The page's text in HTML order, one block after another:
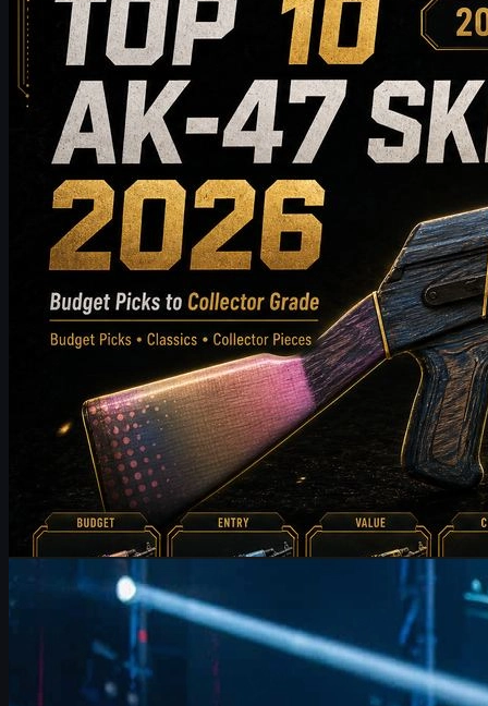
en 2026
Descubre el top 10 de skins de AK-47 que vale la pena comprar en
2026, desde opciones asequibles hasta elecciones de alta gama
para coleccionistas. Esta guía compara estilo, nivel de precio,
desgaste, valor de mercado y consejos de compra para ayudar a
los jugadores de CS2 a elegir el mejor skin de AK-47 para su
inventario.
mayo 19, 2026
porMichael
Johnson
Counter-Strike 2junio 17, 2026
FalleN y FURIA: ajustes de tempo y metas en CS2
Entrevista a FalleN en IEM Cologne 2026: ajustes tácticos de
FURIA, duelo ante 9z, Overpass, evolución del equipo y cómo
viven su último baile en CS2.